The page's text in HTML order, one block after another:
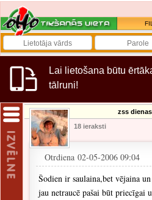
Lai lietošana būtu
tālruni!
zss
18 ieraksti
Otrdiena 02-05-2006 09:04
Šodien ir saulaina,bet vējaina
jau netraucē pašai būt priecīgai